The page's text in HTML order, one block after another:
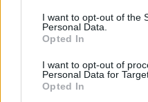
I want to opt-out of the
Personal Data.
Opted In
I want to opt-out of
Personal Data for
Opted In
bölcsészettudomány
Diplomán túl
jövedelem
belföld
bölcsészettudományi